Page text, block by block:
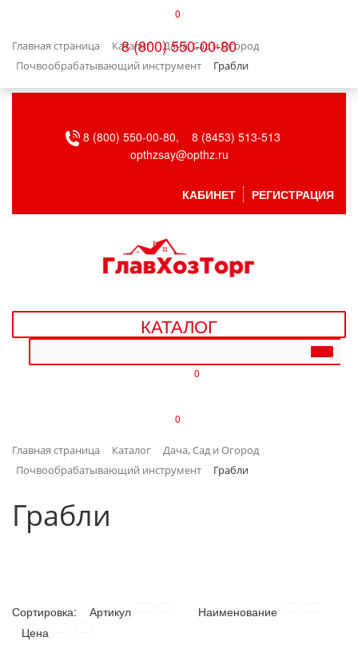
0
8 (800) 550-00-80
Главная страница Каталог
Дача, Сад и Огород
Почвообрабатывающий инструмент
Грабли
БЫТОВАЯ ТЕХНИКА
ВЕНТИЛЯЦИЯ
ДАЧА, САД И ОГОРОД
ДЕТСКИЕ ТОВАРЫ
ИНТЕРЬЕР
ЛАКОКРАСОЧНЫЕ МАТЕРИАЛЫ
8 (800) 550-00-80,
8 (8453) 513-513
opthzsay@opthz.ru
КАБИНЕТ РЕГИСТРАЦИЯ
КАТАЛОГ
0
0
Главная страница Каталог
Дача, Сад и Огород
Почвообрабатывающий инструмент
Грабли
Грабли
Сортировка: Артикул
Наименование
Цена